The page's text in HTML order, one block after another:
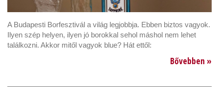
A Budapesti Borfesztivál a világ legjobbja. Ebben biztos vagyok.
Ilyen szép helyen, ilyen jó borokkal sehol máshol nem lehet
találkozni. Akkor mitől vagyok blue? Hát ettől:
Bővebben »